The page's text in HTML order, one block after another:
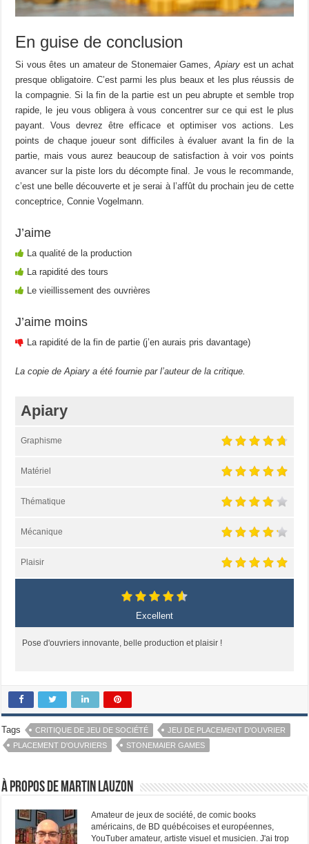
En guise de conclusion
Si vous êtes un amateur de Stonemaier Games, Apiaryest un achat
presque obligatoire. C’est parmi les plus beaux et les plus réussis de
la compagnie. Si la fin de la partie est un peu abrupte et semble trop
rapide, le jeu vous obligera à vous concentrer sur ce qui est le plus
payant. Vous devrez être efficace et optimiser vos actions. Les
points de chaque joueur sont difficiles à évaluer avant la fin de la
partie, mais vous aurez beaucoup de satisfaction à voir vos points
avancer sur la piste lors du décompte final. Je vous le recommande,
c’est une belle découverte et je serai à l’affût du prochain jeu de cette
conceptrice, Connie Vogelmann.
J’aime
La qualité de la production
La rapidité des tours
Le vieillissement des ouvrières
J’aime moins
La rapidité de la fin de partie (j’en aurais pris davantage)
La copie de Apiary a été fournie par l’auteur de la critique.
Apiary
Graphisme
Matériel
Thématique
Mécanique
Plaisir
Excellent
Pose d'ouvriers innovante, belle production et plaisir !
Tags CRITIQUE DE JEU DE SOCIÉTÉ
JEU DE PLACEMENT D'OUVRIER
PLACEMENT D'OUVRIERS
STONEMAIER GAMES
À propos de Martin Lauzon
Amateur de jeux de société, de comic books
américains, de BD québécoises et européennes,
YouTuber amateur, artiste visuel et musicien. J'ai trop